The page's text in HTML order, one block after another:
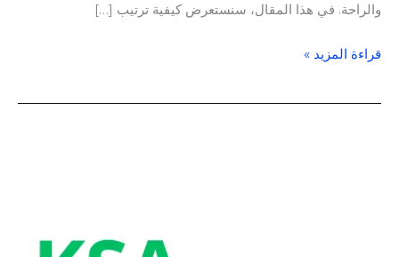
والراحة. في هذا المقال، سنستعرض كيفية ترتيب […]
قراءة المزيد »